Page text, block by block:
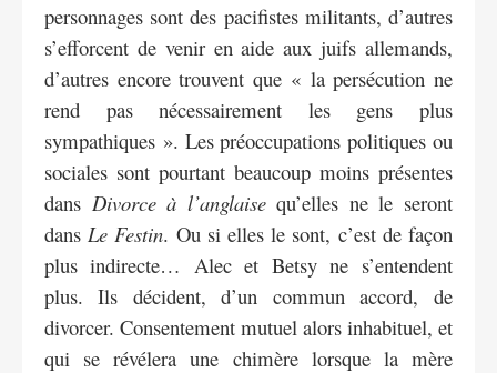
personnages sont des pacifistes militants, d’autres
s’efforcent de venir en aide aux juifs allemands,
d’autres encore trouvent que « la persécution ne
rend pas nécessairement les gens plus
sympathiques ». Les préoccupations politiques ou
sociales sont pourtant beaucoup moins présentes
dans Divorce à l’anglaisequ’elles ne le seront
dans Le Festin. Ou si elles le sont, c’est de façon
plus indirecte… Alec et Betsy ne s’entendent
plus. Ils décident, d’un commun accord, de
divorcer. Consentement mutuel alors inhabituel, et
qui se révélera une chimère lorsque la mère